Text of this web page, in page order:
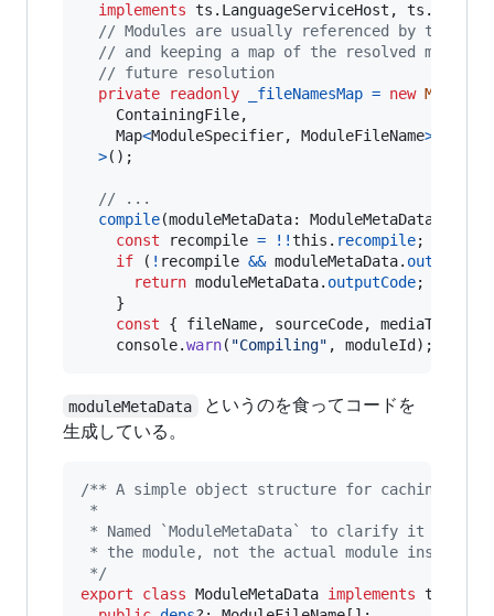
implements ts . LanguageServiceHost , ts .
// Modules are usually referenced by their
// and keeping a map of the resolved
// future resolution
private
readonly _fileNamesMap = new Map
ContainingFile,
Map<ModuleSpecifier, ModuleFileName>
>( ) ;
// ...
compile(moduleMetaData: ModuleMetaData
const
recompile = ! !this . recompile;
if
( ! recompile && moduleMetaData. outputCode
return moduleMetaData. outputCode;
}
const
{ fileName, sourceCode, mediaType
console.warn( "Compiling" , moduleId ) ;
moduleMetaData
というのを食ってコードを
生成している。
/** A simple object structure for caching
*
* Named `ModuleMetaData` to clarify it is
* the module, not the actual module instance.
*/
export
class ModuleMetaData implements ts